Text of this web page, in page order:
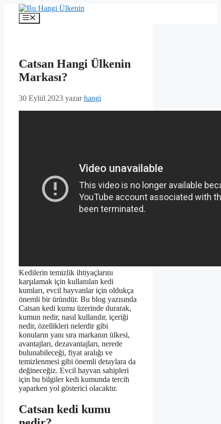
İçeriğe
Menü
Catsan Hangi Ülkenin
Markası?
30 Eylül 2023 yazarhangi
Kedilerin temizlik ihtiyaçlarını
karşılamak için kullanılan kedi
kumları, evcil hayvanlar için oldukça
önemli bir üründür. Bu blog yazısında
Catsan kedi kumu üzerinde durarak,
kumun nedir, nasıl kullanılır, içeriği
nedir, özellikleri nelerdir gibi
konuların yanı sıra markanın ülkesi,
avantajları, dezavantajları, nerede
bulunabileceği, fiyat aralığı ve
temizlenmesi gibi önemli detaylara da
değineceğiz. Evcil hayvan sahipleri
için bu bilgiler kedi kumunda tercih
yaparken yol gösterici olacaktır.
Catsan kedi kumu